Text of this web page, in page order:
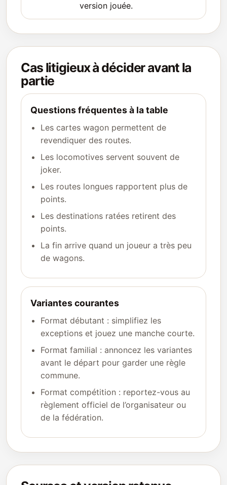
version jouée.
Cas litigieux à décider avant la
partie
Questions fréquentes à la table
Les cartes wagon permettent de
revendiquer des routes.
Les locomotives servent souvent de
joker.
Les routes longues rapportent plus de
points.
Les destinations ratées retirent des
points.
La fin arrive quand un joueur a très peu
de wagons.
Variantes courantes
Format débutant : simplifiez les
exceptions et jouez une manche courte.
Format familial : annoncez les variantes
avant le départ pour garder une règle
commune.
Format compétition : reportez-vous au
règlement officiel de l’organisateur ou
de la fédération.